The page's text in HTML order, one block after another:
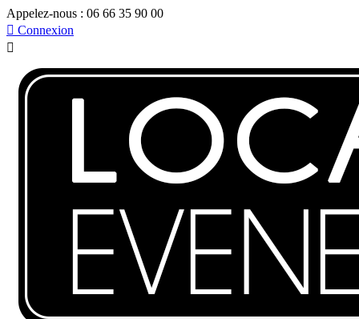
Appelez-nous : 06 66 35 90 00
 Connexion
